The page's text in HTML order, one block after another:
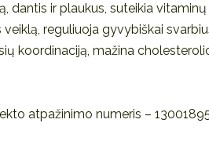
dantis ir plaukus, suteikia vitaminų
reguliuoja gyvybiškai
koordinaciją, mažina
atpažinimo numeris –